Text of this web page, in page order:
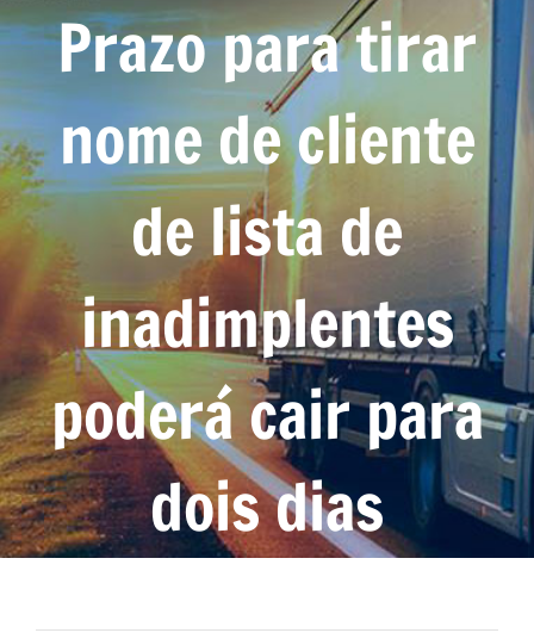
Prazo para tirar
nome de cliente
de lista de
inadimplentes
poderá cair para
dois dias